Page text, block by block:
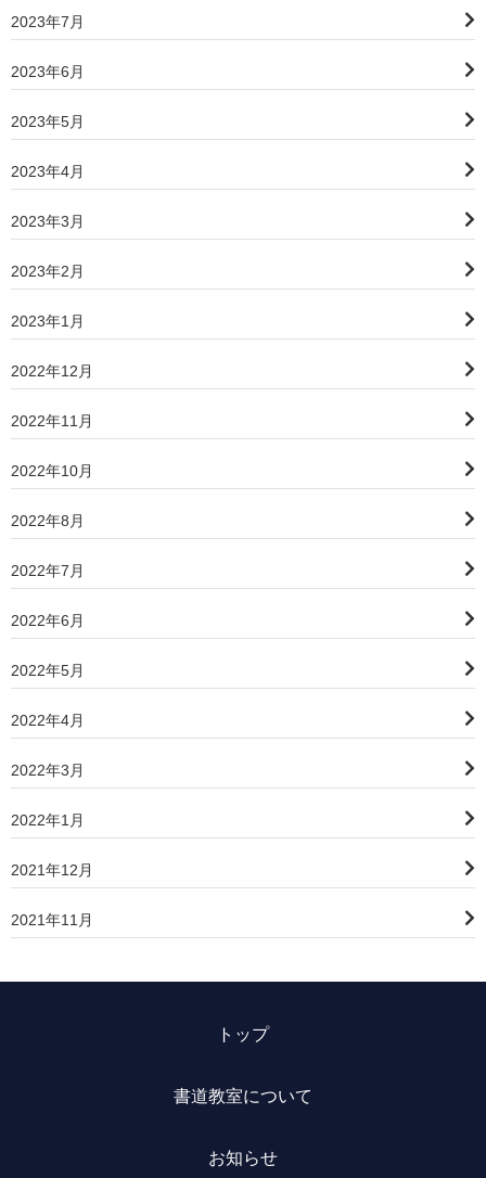
2023年7月
2023年6月
2023年5月
2023年4月
2023年3月
2023年2月
2023年1月
2022年12月
2022年11月
2022年10月
2022年8月
2022年7月
2022年6月
2022年5月
2022年4月
2022年3月
2022年1月
2021年12月
2021年11月
トップ
書道教室について
お知らせ